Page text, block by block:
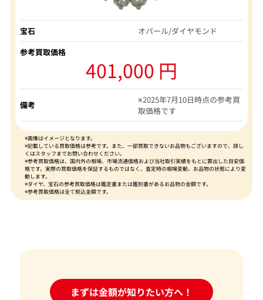
宝石
オパール/ダイヤモンド
参考買取価格
401,000 円
備考
※2025年7月10日時点の参考買
取価格です
※画像はイメージとなります。
※記載している買取価格は参考です。また、一部買取できないお品物もございますので、詳し
くはスタッフまでお問い合わせください。
※参考買取価格は、国内外の相場、市場流通価格および当社取引実績をもとに算出した目安価
格です。実際の買取価格を保証するものではなく、査定時の相場変動、お品物の状態により変
動します。
※ダイヤ、宝石の参考買取価格は鑑定書または鑑別書があるお品物の金額です。
※参考買取価格は全て税込金額です。
まずは金額が知りたい方へ！
24時間受付中!問い合わせフォーム